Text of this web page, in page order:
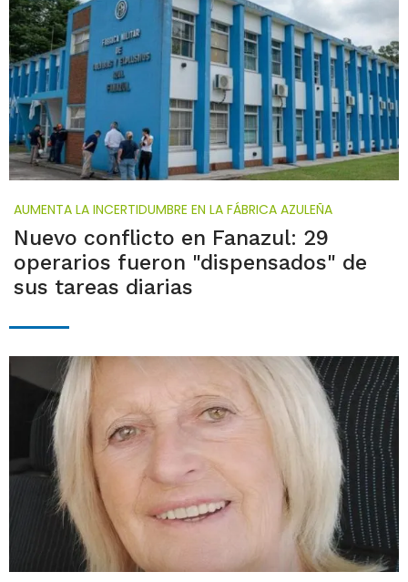
AUMENTA LA INCERTIDUMBRE EN LA FÁBRICA AZULEÑA
Nuevo conflicto en Fanazul: 29
operarios fueron "dispensados" de
sus tareas diarias